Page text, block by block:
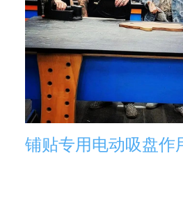
铺贴专用电动吸盘作